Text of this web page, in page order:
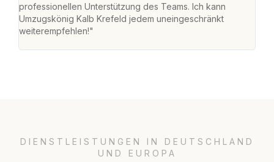
professionellen Unterstützung des Teams. Ich kann
Umzugskönig Kalb Krefeld jedem uneingeschränkt
weiterempfehlen!"
DIENSTLEISTUNGEN IN DEUTSCHLAND
UND EUROPA